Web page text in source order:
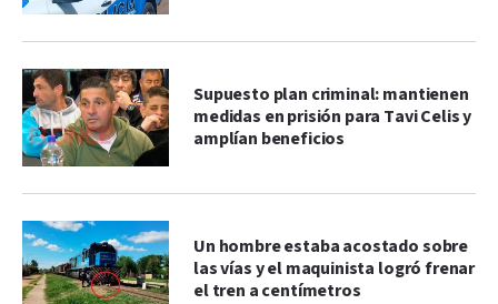
Supuesto plan criminal: mantienen
medidas en prisión para Tavi Celis y
amplían beneficios
Un hombre estaba acostado sobre
las vías y el maquinista logró frenar
el tren a centímetros